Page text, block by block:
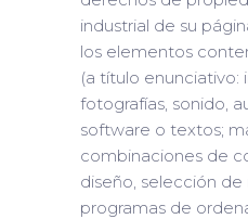
industrial de su
los elementos
(a título enunciativo:
fotografías, sonido,
software o textos;
combinaciones de
diseño, selección de
programas de